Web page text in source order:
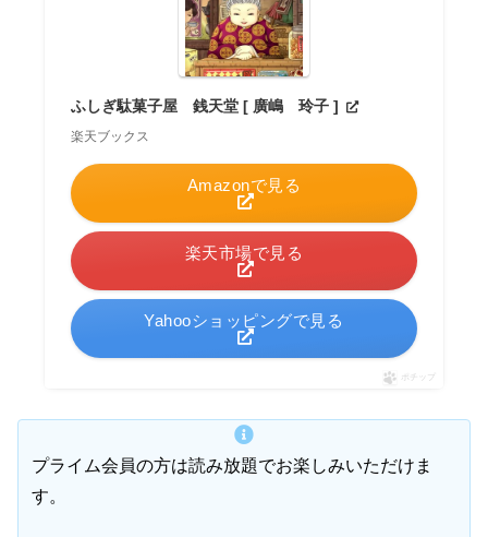
ふしぎ駄菓子屋 銭天堂 [ 廣嶋 玲子 ]
楽天ブックス
Amazonで見る
楽天市場で見る
Yahooショッピングで見る
ポチップ
プライム会員の方は読み放題でお楽しみいただけま
す。